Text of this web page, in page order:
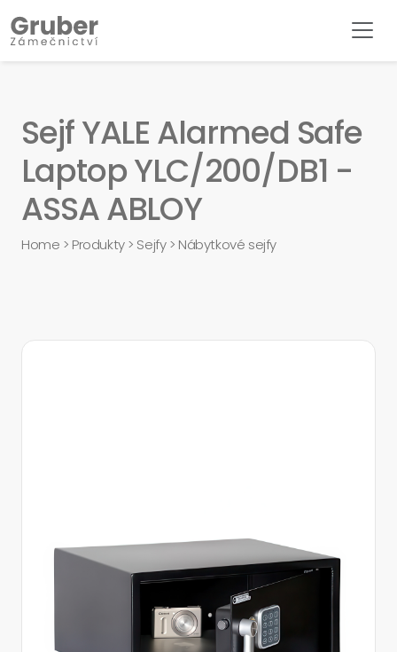
Sejf YALE Alarmed Safe
Laptop YLC/200/DB1 -
ASSA ABLOY
Home > Produkty> Sejfy> Nábytkové sejfy